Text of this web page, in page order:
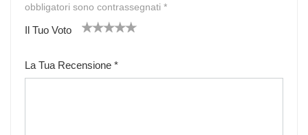
obbligatori sono contrassegnati *
Il Tuo Voto
La Tua Recensione *